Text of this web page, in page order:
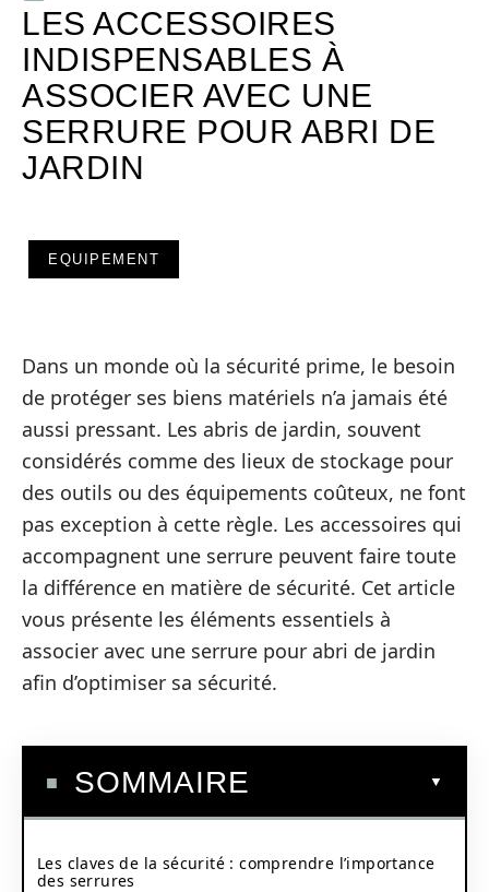
LES ACCESSOIRES
INDISPENSABLES À
ASSOCIER AVEC UNE
SERRURE POUR ABRI DE
JARDIN
EQUIPEMENT
Dans un monde où la sécurité prime, le besoin
de protéger ses biens matériels n’a jamais été
aussi pressant. Les abris de jardin, souvent
considérés comme des lieux de stockage pour
des outils ou des équipements coûteux, ne font
pas exception à cette règle. Les accessoires qui
accompagnent une serrure peuvent faire toute
la différence en matière de sécurité. Cet article
vous présente les éléments essentiels à
associer avec une serrure pour abri de jardin
afin d’optimiser sa sécurité.
SOMMAIRE
Les claves de la sécurité : comprendre l’importance
des serrures